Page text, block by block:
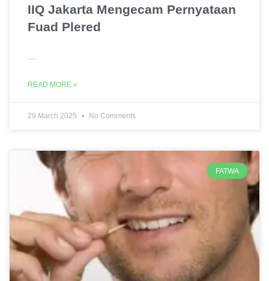
IIQ Jakarta Mengecam Pernyataan
Fuad Plered
…
READ MORE »
29 March 2025 No Comments
FATWA